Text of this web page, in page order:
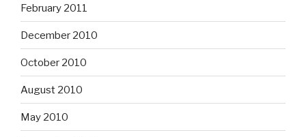
February 2011
December 2010
October 2010
August 2010
May 2010